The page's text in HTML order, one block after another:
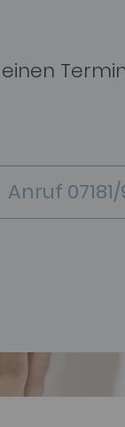
Anruf 07181/